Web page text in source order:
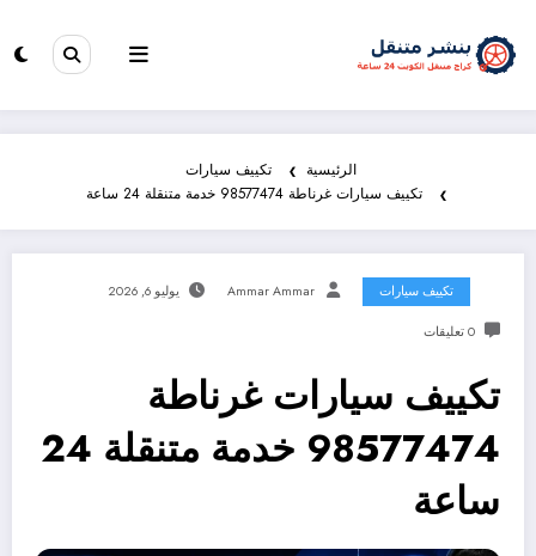
الرئيسية
تكييف سيارات
تكييف سيارات غرناطة 98577474 خدمة متنقلة 24 ساعة
تكييف سيارات Ammar Ammar يوليو 6, 2026
0 تعليقات
تكييف سيارات غرناطة
98577474 خدمة متنقلة 24
ساعة